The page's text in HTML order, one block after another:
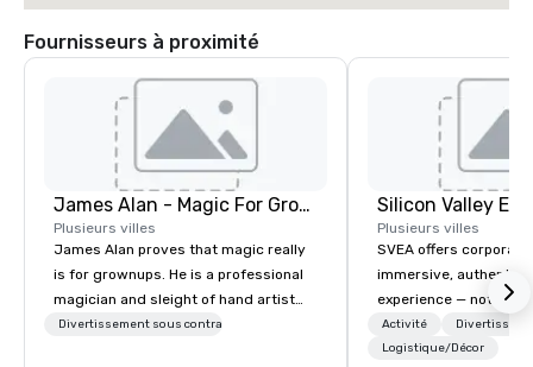
Fournisseurs à proximité
James Alan - Magic For Grownups
Plusieurs villes
James Alan proves that magic really
is for grownups. He is a professional
magician and sleight of hand artist
based in Toronto. The experience of
Divertissement sous contrat
Plusieurs villes
SVEA offers
immersive, authentic
experience — not a
transformation. We
facilitate custom
Activité
Logistique/Décor